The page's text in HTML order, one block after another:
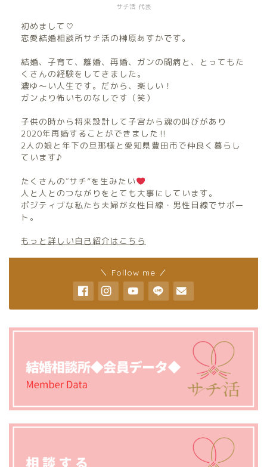
サチ活 代表
初めまして♡
恋愛結婚相談所サチ活の榊原あすかです。
結婚、子育て、離婚、再婚、ガンの闘病と、とってもた
くさんの経験をしてきました。
濃ゆ〜い人生です。だから、楽しい！
ガンより怖いものなしです（笑）
子供の時から将来設計して子宮から魂の叫びがあり
2020年再婚することができました‼︎
2人の娘と年下の旦那様と愛知県豊田市で仲良く暮らし
ています♪
たくさんの″サチ”を生みたい
人と人とのつながりをとても大事にしています。
ポジティブな私たち夫婦が女性目線・男性目線でサポー
ト。
もっと詳しい自己紹介はこちら
＼ Follow me ／